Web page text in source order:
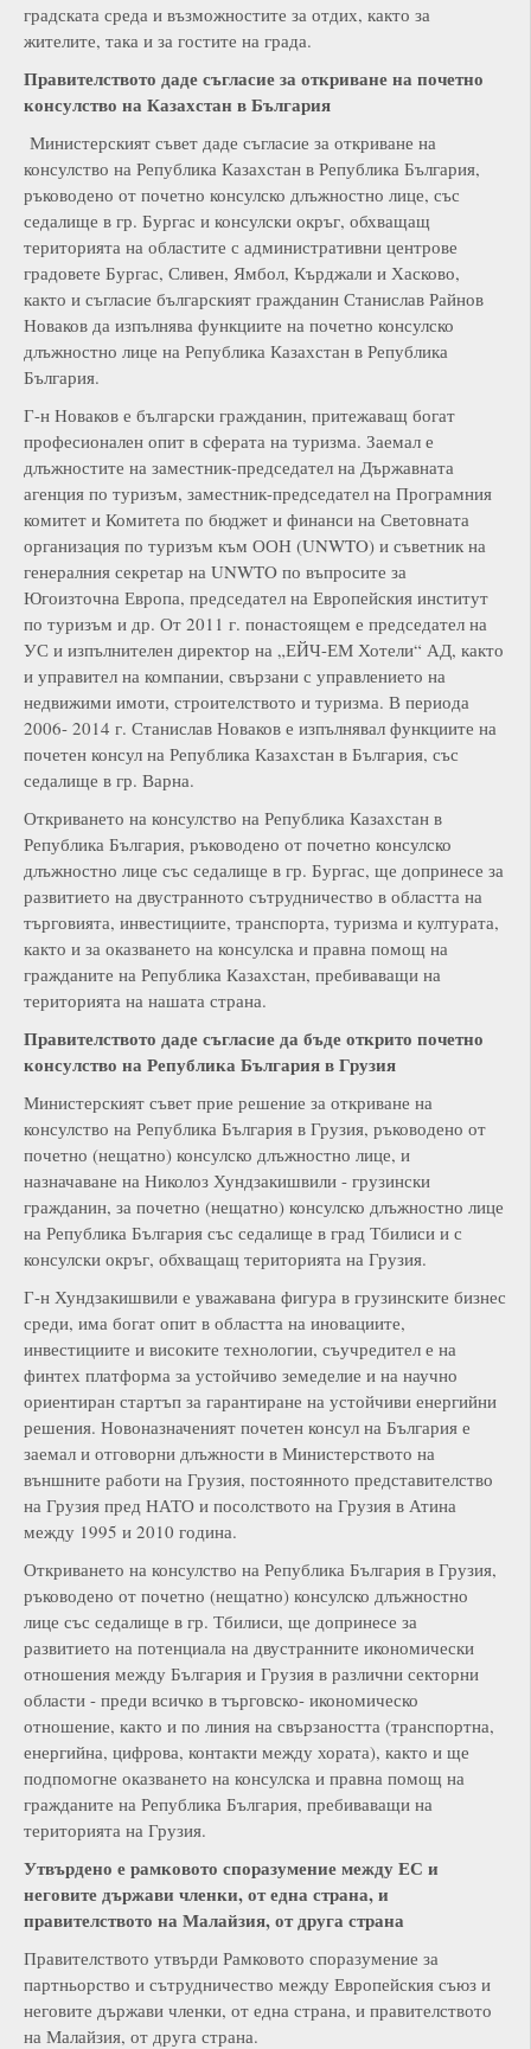
градската среда и възможностите за отдих, както за
жителите, така и за гостите на града.
Правителството даде съгласие за откриване на почетно
консулство на Казахстан в България
Министерският съвет даде съгласие за откриване на
консулство на Република Казахстан в Република България,
ръководено от почетно консулско длъжностно лице, със
седалище в гр. Бургас и консулски окръг, обхващащ
територията на областите с административни центрове
градовете Бургас, Сливен, Ямбол, Кърджали и Хасково,
както и съгласие българският гражданин Станислав Райнов
Новаков да изпълнява функциите на почетно консулско
длъжностно лице на Република Казахстан в Република
България.
Г-н Новаков е български гражданин, притежаващ богат
професионален опит в сферата на туризма. Заемал е
длъжностите на заместник-председател на Държавната
агенция по туризъм, заместник-председател на Програмния
комитет и Комитета по бюджет и финанси на Световната
организация по туризъм към ООН (UNWTO) и съветник на
генералния секретар на UNWTO по въпросите за
Югоизточна Европа, председател на Европейския институт
по туризъм и др. От 2011 г. понастоящем е председател на
УС и изпълнителен директор на „ЕЙЧ-ЕМ Хотели“ АД, както
и управител на компании, свързани с управлението на
недвижими имоти, строителството и туризма. В периода
2006- 2014 г. Станислав Новаков е изпълнявал функциите на
почетен консул на Република Казахстан в България, със
седалище в гр. Варна.
Откриването на консулство на Република Казахстан в
Република България, ръководено от почетно консулско
длъжностно лице със седалище в гр. Бургас, ще допринесе за
развитието на двустранното сътрудничество в областта на
търговията, инвестициите, транспорта, туризма и културата,
както и за оказването на консулска и правна помощ на
гражданите на Република Казахстан, пребиваващи на
територията на нашата страна.
Правителството даде съгласие да бъде открито почетно
консулство на Република България в Грузия
Министерският съвет прие решение за откриване на
консулство на Република България в Грузия, ръководено от
почетно (нещатно) консулско длъжностно лице, и
назначаване на Николоз Хундзакишвили - грузински
гражданин, за почетно (нещатно) консулско длъжностно лице
на Република България със седалище в град Тбилиси и с
консулски окръг, обхващащ територията на Грузия.
Г-н Хундзакишвили е уважавана фигура в грузинските бизнес
среди, има богат опит в областта на иновациите,
инвестициите и високите технологии, съучредител е на
финтех платформа за устойчиво земеделие и на научно
ориентиран стартъп за гарантиране на устойчиви енергийни
решения. Новоназначеният почетен консул на България е
заемал и отговорни длъжности в Министерството на
външните работи на Грузия, постоянното представителство
на Грузия пред НАТО и посолството на Грузия в Атина
между 1995 и 2010 година.
Откриването на консулство на Република България в Грузия,
ръководено от почетно (нещатно) консулско длъжностно
лице със седалище в гр. Тбилиси, ще допринесе за
развитието на потенциала на двустранните икономически
отношения между България и Грузия в различни секторни
области - преди всичко в търговско- икономическо
отношение, както и по линия на свързаността (транспортна,
енергийна, цифрова, контакти между хората), както и ще
подпомогне оказването на консулска и правна помощ на
гражданите на Република България, пребиваващи на
територията на Грузия.
Утвърдено е рамковото споразумение междуЕС и
неговите държави членки, от една страна, и
правителството на Малайзия, от друга страна
Правителството утвърди Рамковото споразумение за
партньорство и сътрудничество между Европейския съюз и
неговите държави членки, от една страна, и правителството
на Малайзия, от друга страна.